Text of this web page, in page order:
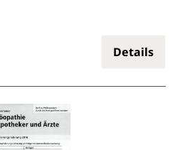
Details